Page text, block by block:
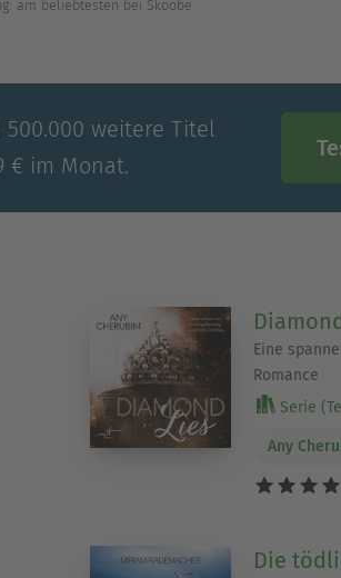
am beliebtesten bei Skoobe
weitere Titel
€ im Monat.
Eine
Romance
Serie
Any
Die